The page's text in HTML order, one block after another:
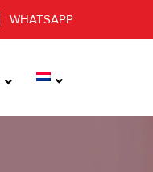
WHATSAPP